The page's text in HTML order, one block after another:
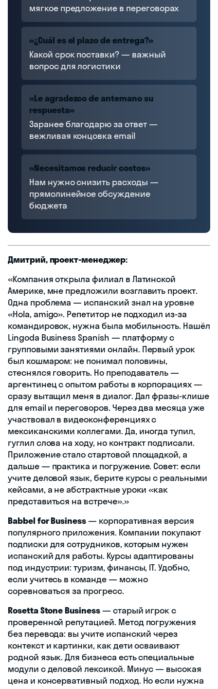
мягкое предложение в переговорах
«¿Cuál es el plazo de entrega?»
Какой срок поставки? — важный
вопрос для логистики
«Le agradezco de antemano su
respuesta»
Заранее благодарю за ответ —
вежливая концовка email
«Necesitamos reducir costos»
Нам нужно снизить расходы —
прямолинейное обсуждение
бюджета
Дмитрий, проект-менеджер:
«Компания открыла филиал в Латинской
Америке, мне предложили возглавить проект.
Одна проблема — испанский знал на уровне
«Hola, amigo». Репетитор не подходил из-за
командировок, нужна была мобильность. Нашёл
Lingoda Business Spanish — платформу с
групповыми занятиями онлайн. Первый урок
был кошмаром: не понимал половины,
стеснялся говорить. Но преподаватель —
аргентинец с опытом работы в корпорациях —
сразу вытащил меня в диалог. Дал фразы-клише
для email и переговоров. Через два месяца уже
участвовал в видеоконференциях с
мексиканскими коллегами. Да, иногда тупил,
гуглил слова на ходу, но контракт подписали.
Приложение стало стартовой площадкой, а
дальше — практика и погружение. Совет: если
учите деловой язык, берите курсы с реальными
кейсами, а не абстрактные уроки «как
представиться на встрече».»
Babbel for Business— корпоративная версия
популярного приложения. Компании покупают
подписки для сотрудников, которым нужен
испанский для работы. Курсы адаптированы
под индустрии: туризм, финансы, IT. Удобно,
если учитесь в команде — можно
соревноваться за прогресс.
Rosetta Stone Business— старый игрок с
проверенной репутацией. Метод погружения
без перевода: вы учите испанский через
контекст и картинки, как дети осваивают
родной язык. Для бизнеса есть специальные
модули с деловой лексикой. Минус — высокая
цена и консервативный подход. Но если нужна